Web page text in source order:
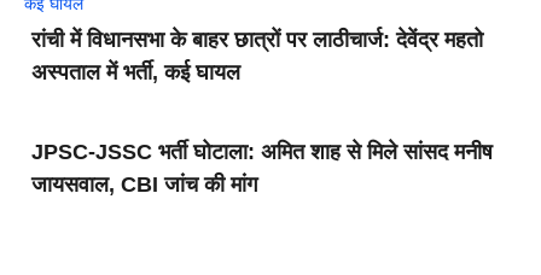
रांची में विधानसभा के बाहर छात्रों पर लाठीचार्ज: देवेंद्र महतो
अस्पताल में भर्ती, कई घायल
JPSC-JSSC भर्ती घोटाला: अमित शाह से मिले सांसद मनीष
जायसवाल, CBI जांच की मांग